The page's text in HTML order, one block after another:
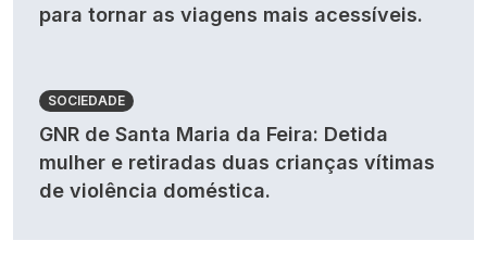
para tornar as viagens mais acessíveis.
SOCIEDADE
GNR de Santa Maria da Feira: Detida
mulher e retiradas duas crianças vítimas
de violência doméstica.